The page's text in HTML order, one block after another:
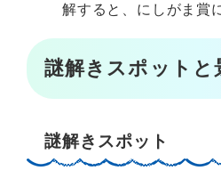
解すると、にしがま賞
謎解きスポットと
謎解きスポット